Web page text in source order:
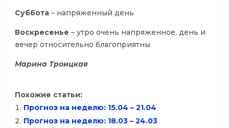
Суббота – напряженный день
Воскресенье – утро очень напряженное, день и
вечер относительно благоприятны
Марина Троицкая
Похожие статьи:
Прогноз на неделю: 15.04 – 21.04
Прогноз на неделю: 18.03 – 24.03